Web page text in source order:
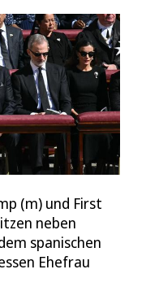
(m) und First
neben
spanischen
Ehefrau